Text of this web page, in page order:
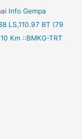
Info Gempa
LS,110.97 BT (79
Km ::BMKG-TRT